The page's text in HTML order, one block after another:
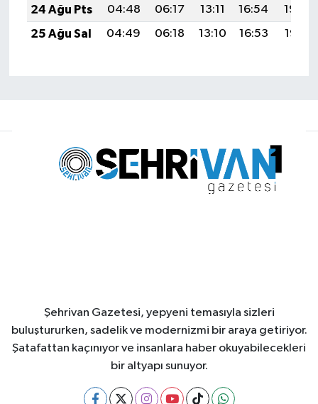
24 Ağu Pts
04:48 06:17 13:11 16:54
19:54
25 Ağu Sal
04:49 06:18 13:10 16:53 19:52
Şehrivan Gazetesi, yepyeni temasıyla sizleri
buluştururken, sadelik ve modernizmi bir araya getiriyor.
Şatafattan kaçınıyor ve insanlara haber okuyabilecekleri
bir altyapı sunuyor.